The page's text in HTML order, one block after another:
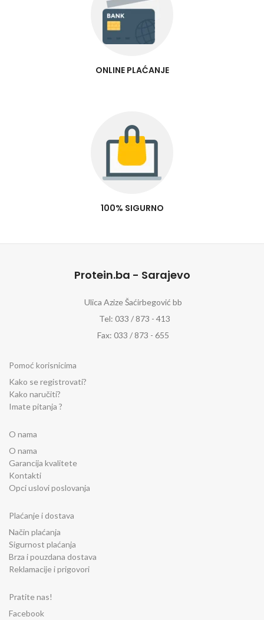
ONLINE PLAĆANJE
100% SIGURNO
Protein.ba - Sarajevo
Ulica Azize Šaćirbegović bb
Tel: 033 / 873 - 413
Fax: 033 / 873 - 655
Pomoć korisnicima
Kako se registrovati?
Kako naručiti?
Imate pitanja ?
O nama
O nama
Garancija kvalitete
Kontakti
Opci uslovi poslovanja
Plaćanje i dostava
Način plaćanja
Sigurnost plaćanja
Brza i pouzdana dostava
Reklamacije i prigovori
Pratite nas!
Facebook